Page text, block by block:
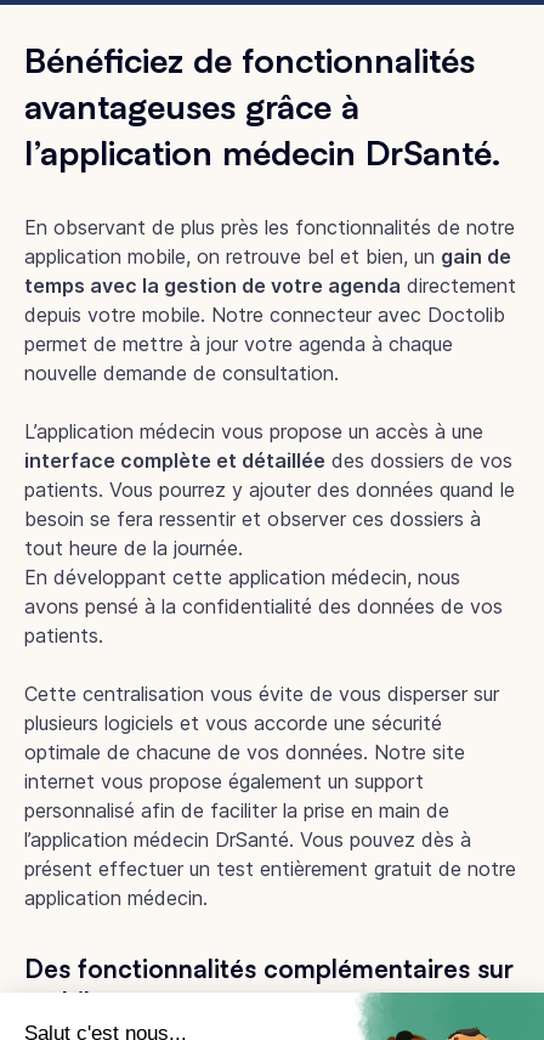
Bénéficiez de fonctionnalités
avantageuses grâce à
l’application médecin DrSanté.
En observant de plus près les fonctionnalités de notre
application mobile, on retrouve bel et bien, un gain de
temps avec la gestion de votre agenda directement
depuis votre mobile. Notre connecteur avec Doctolib
permet de mettre à jour votre agenda à chaque
nouvelle demande de consultation.
L’application médecin vous propose un accès à une
interface complète et détaillée des dossiers de vos
patients. Vous pourrez y ajouter des données quand le
besoin se fera ressentir et observer ces dossiers à
tout heure de la journée.
En développant cette application médecin, nous
avons pensé à la confidentialité des données de vos
patients.
Cette centralisation vous évite de vous disperser sur
plusieurs logiciels et vous accorde une sécurité
optimale de chacune de vos données. Notre site
internet vous propose également un support
personnalisé afin de faciliter la prise en main de
l’application médecin DrSanté. Vous pouvez dès à
présent effectuer un test entièrement gratuit de notre
application médecin.
Des fonctionnalités complémentaires sur
mobile